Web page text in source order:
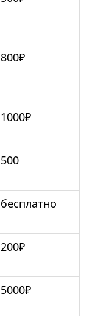
800₽
1000₽
500
бесплатно
200₽
5000₽